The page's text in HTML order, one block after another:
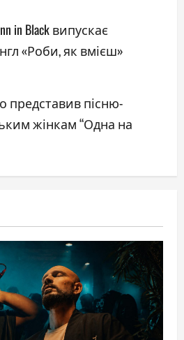
in Black випускає
«Роби, як вмієш»
представив пісню-
жінкам “Одна на